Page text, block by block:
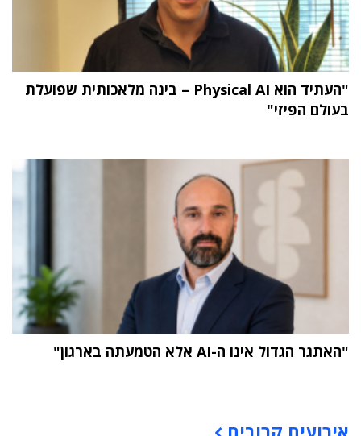
"העתיד הוא Physical AI – בינה מלאכותית שפועלת
בעולם הפיזי"
"האתגר הגדול אינו ה-AI אלא הטמעתה בארגון"
אירועים קרובים